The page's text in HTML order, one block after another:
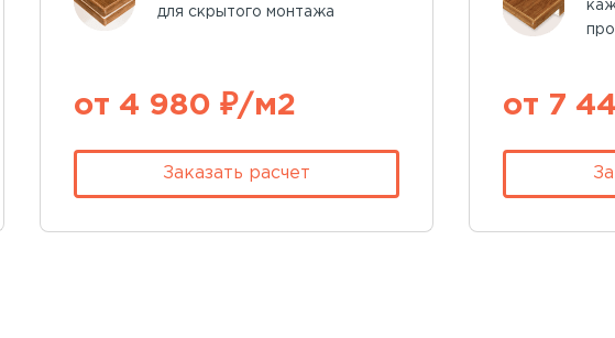
для скрытого монтажа
от 4 980 ₽/м2
Заказать расчет
от 7